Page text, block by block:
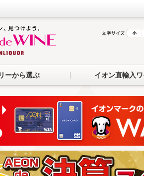
ーから選ぶ イオン直輸入